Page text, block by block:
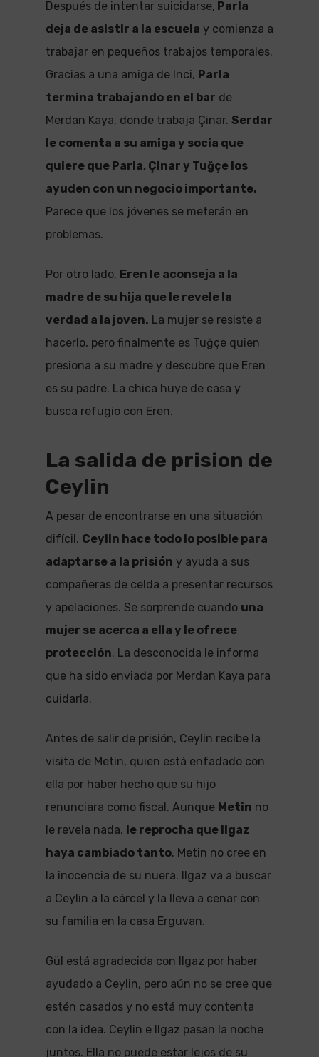
Después de intentar suicidarse, Parla
deja de asistir a la escuela y comienza a
trabajar en pequeños trabajos temporales.
Gracias a una amiga de Inci, Parla
termina trabajando en el bar de
Merdan Kaya, donde trabaja Çinar. Serdar
le comenta a su amiga y socia que
quiere que Parla, Çinar y Tuğçe los
ayuden con un negocio importante.
Parece que los jóvenes se meterán en
problemas.
Por otro lado, Eren le aconseja a la
madre de su hija que le revele la
verdad a la joven. La mujer se resiste a
hacerlo, pero finalmente es Tuğçe quien
presiona a su madre y descubre que Eren
es su padre. La chica huye de casa y
busca refugio con Eren.
La salida de prision de
Ceylin
A pesar de encontrarse en una situación
difícil, Ceylin hace todo lo posible para
adaptarse a la prisión y ayuda a sus
compañeras de celda a presentar recursos
y apelaciones. Se sorprende cuando una
mujer se acerca a ella y le ofrece
protección. La desconocida le informa
que ha sido enviada por Merdan Kaya para
cuidarla.
Antes de salir de prisión, Ceylin recibe la
visita de Metin, quien está enfadado con
ella por haber hecho que su hijo
renunciara como fiscal. Aunque Metin no
le revela nada, le reprocha que Ilgaz
haya cambiado tanto. Metin no cree en
la inocencia de su nuera. Ilgaz va a buscar
a Ceylin a la cárcel y la lleva a cenar con
su familia en la casa Erguvan.
Gül está agradecida con Ilgaz por haber
ayudado a Ceylin, pero aún no se cree que
estén casados y no está muy contenta
con la idea. Ceylin e Ilgaz pasan la noche
juntos. Ella no puede estar lejos de su